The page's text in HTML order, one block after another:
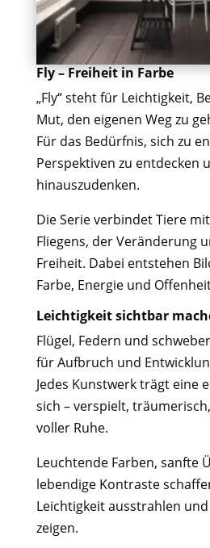
Fly – Freiheit in Farbe
„Fly“ steht für Leichtigkeit,
Mut, den eigenen Weg zu
Für das Bedürfnis, sich zu
Perspektiven zu entdecken
hinauszudenken.
Die Serie verbindet Tiere
Fliegens, der Veränderung
Freiheit. Dabei entstehen
Farbe, Energie und
Leichtigkeit sichtbar
Flügel, Federn und
für Aufbruch und
Jedes Kunstwerk trägt eine
sich – verspielt,
voller Ruhe.
Leuchtende Farben, sanfte
lebendige Kontraste
Leichtigkeit ausstrahlen
zeigen.